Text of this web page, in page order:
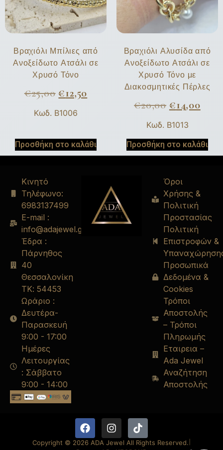
Βραχιόλι Μπίλιες από
Ανοξείδωτο Ατσάλι σε
Χρυσό Τόνο
€25,00 €12,50
Κωδ. B1006
Προσθήκη στο καλάθι
Βραχιόλι Αλυσίδα από
Ανοξείδωτο Ατσάλι σε
Χρυσό Τόνο με
Διακοσμητικές Πέρλες
€20,00 €14,00
Κωδ. B1013
Προσθήκη στο καλάθι
Κινητό
Τηλέφωνο:
6983137499
E-mail :
info@adajewel.gr
Έδρα :
Πάρνηθος
40
Θεσσαλονίκη
ΤΚ: 54453
Ωράριο :
Δευτέρα-
Παρασκευή
9:00 - 17:00
Ημέρες
Λειτουργίας
: Σάββατο
9:00 - 14:00
Όροι
Χρήσης &
Πολιτική
Προστασίας
Πολιτική
Επιστροφών &
Προσωπικά
Δεδομένα &
Cookies
Τρόποι
Αποστολής
– Τρόποι
Πληρωμής
Εταιρεια –
Ada Jewel
Αναζήτηση
Αποστολής
Copyright © 2026 ADA Jewel All Rights Reserved.